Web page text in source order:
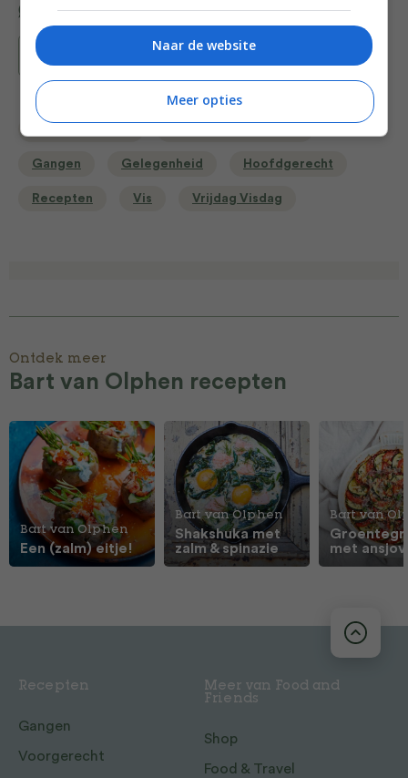
Bewaar recept
Gangen Gelegenheid Hoofdgerecht
Recepten Vis Vrijdag Visdag
Ontdek meer
Bart van Olphen recepten
Bart van Olphen
Een (zalm) eitje!
Bart van Olphen
Shakshuka met
zalm & spinazie
Bart van
met
Recepten
Gangen
Voorgerecht
Meer van Food and
Friends
Shop
Food & Travel
Naar de website
Meer opties